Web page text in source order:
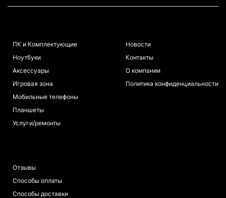
ПК и Комплектующие
Ноутбуки
Аксессуары
Игровая зона
Мобильные телефоны
Планшеты
Услуги/ремонты
Новости
Контакты
О компании
Политика конфиденциальности
Отзывы
Способы оплаты
Способы доставки